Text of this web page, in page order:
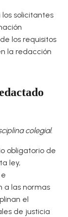
solicitantes
los requisitos
la redacción
colegial.
obligatorio de
ley,
a las normas
el
de justicia